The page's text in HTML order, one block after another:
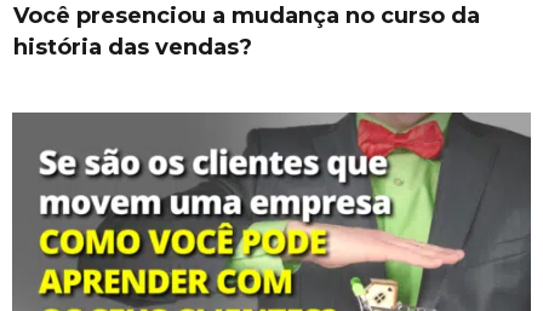
Você presenciou a mudança no curso da
história das vendas?